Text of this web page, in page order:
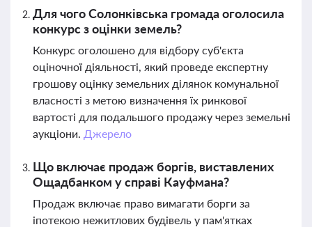
Для чого Солонківська громада оголосила
конкурс з оцінки земель?
Конкурс оголошено для відбору суб'єкта
оціночної діяльності, який проведе експертну
грошову оцінку земельних ділянок комунальної
власності з метою визначення їх ринкової
вартості для подальшого продажу через земельні
аукціони. Джерело
Що включає продаж боргів, виставлених
Ощадбанком у справі Кауфмана?
Продаж включає право вимагати борги за
іпотекою нежитлових будівель у пам'ятках